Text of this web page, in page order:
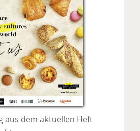
aus dem aktuellen Heft